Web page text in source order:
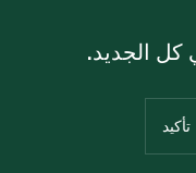
كل الجديد.